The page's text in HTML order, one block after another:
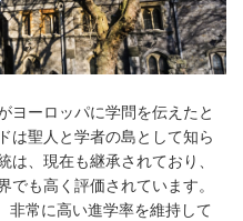
ヨーロッパに学問を伝えたと
は聖人と学者の島として知ら
は、現在も継承されており、
でも高く評価されています。
非常に高い進学率を維持して